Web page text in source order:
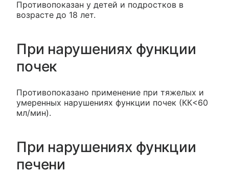
Противопоказан у детей и подростков в
возрасте до 18 лет.
При нарушениях функции
почек
Противопоказано применение при тяжелых и
умеренных нарушениях функции почек (КК<60
мл/мин).
При нарушениях функции
печени